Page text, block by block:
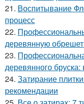
21. Воспитывание
процесс
22.
деревянную
23.
деревянного бруска:
24. Затирание
рекомендации